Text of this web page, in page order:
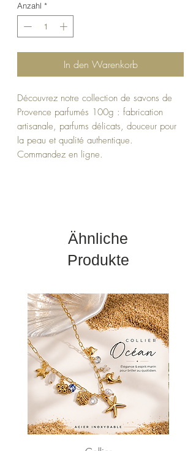
Anzahl *
In den Warenkorb
Découvrez notre collection de savons de
Provence parfumés 100g : fabrication
artisanale, parfums délicats, douceur pour
la peau et qualité authentique.
Commandez en ligne.
Ähnliche
Produkte